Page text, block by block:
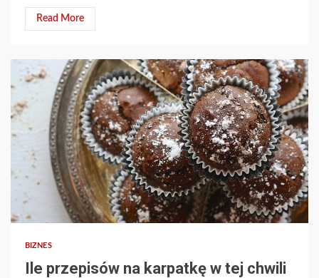
Read More
2 min read
BIZNES
Ile przepisów na karpatkę w tej chwili